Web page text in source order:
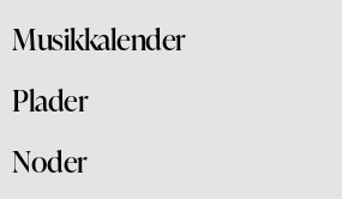
Musikkalender
Plader
Noder